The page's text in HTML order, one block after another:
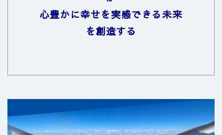
心豊かに幸せを実感できる未来
を創造する